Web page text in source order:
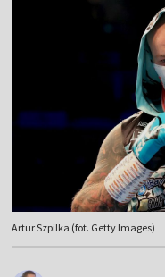
Artur Szpilka (fot. Getty Images)